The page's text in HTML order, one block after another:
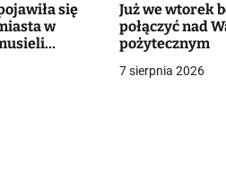
się
w
Już we wtorek
połączyć nad
pożytecznym
7 sierpnia 2026